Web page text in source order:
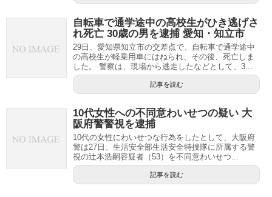
自転車で通学途中の高校生がひき逃げさ
れ死亡 30歳の男を逮捕 愛知・知立市
29日、愛知県知立市の交差点で、自転車で通学途中
の高校生が軽乗用車にはねられ、その後、死亡しま
した。 警察は、現場から逃走したなどとして、3...
記事を読む
10代女性への不同意わいせつの疑い 大
阪府警警視を逮捕
10代の女性にわいせつな行為をしたとして、大阪府
警は27日、生活安全部生活安全特捜隊に所属する警
視の辻本浩嗣容疑者（53）を不同意わいせつ...
記事を読む